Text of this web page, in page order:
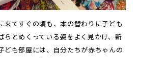
来てすぐの頃も、本の替わりに子ども
らとめくっている姿をよく見かけ、新
ども部屋には、自分たちが赤ちゃんの